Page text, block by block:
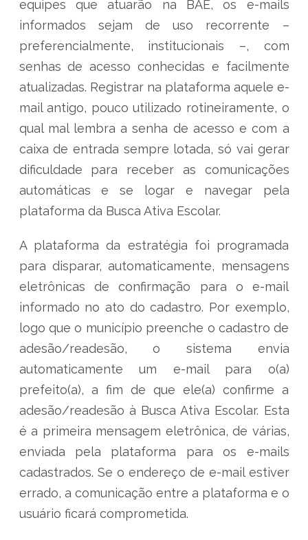
equipes que atuarão na BAE, os e-mails
informados sejam de uso recorrente –
preferencialmente, institucionais –, com
senhas de acesso conhecidas e facilmente
atualizadas. Registrar na plataforma aquele e-
mail antigo, pouco utilizado rotineiramente, o
qual mal lembra a senha de acesso e com a
caixa de entrada sempre lotada, só vai gerar
dificuldade para receber as comunicações
automáticas e se logar e navegar pela
plataforma da Busca Ativa Escolar.
A plataforma da estratégia foi programada
para disparar, automaticamente, mensagens
eletrônicas de confirmação para o e-mail
informado no ato do cadastro. Por exemplo,
logo que o município preenche o cadastro de
adesão/readesão, o sistema envia
automaticamente um e-mail para o(a)
prefeito(a), a fim de que ele(a) confirme a
adesão/readesão à Busca Ativa Escolar. Esta
é a primeira mensagem eletrônica, de várias,
enviada pela plataforma para os e-mails
cadastrados. Se o endereço de e-mail estiver
errado, a comunicação entre a plataforma e o
usuário ficará comprometida.